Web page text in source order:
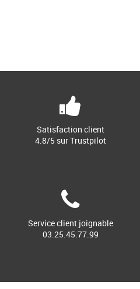
Satisfaction client
4.8/5 sur Trustpilot
Service client joignable
03.25.45.77.99